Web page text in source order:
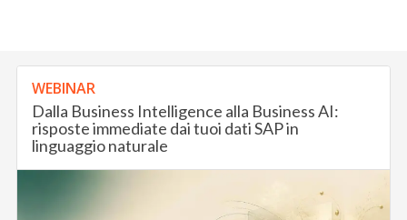
WEBINAR
Dalla Business Intelligence alla Business AI:
risposte immediate dai tuoi dati SAP in
linguaggio naturale